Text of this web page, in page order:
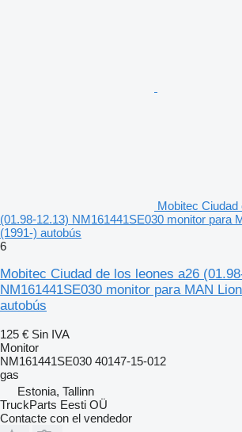
Mobitec Ciudad
(01.98-12.13) NM161441SE030 monitor para
(1991-) autobús
6
Mobitec Ciudad de los leones a26
NM161441SE030 monitor para MAN
autobús
125 € Sin IVA
Monitor
NM161441SE030 40147-15-012
gas
Estonia, Tallinn
TruckParts Eesti OÜ
Contacte con el vendedor